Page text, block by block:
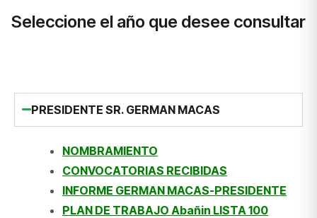
Seleccione el año que desee consultar
PRESIDENTE SR. GERMAN MACAS
NOMBRAMIENTO
CONVOCATORIAS RECIBIDAS
INFORME GERMAN MACAS-PRESIDENTE
PLAN DE TRABAJO Abañin LISTA 100